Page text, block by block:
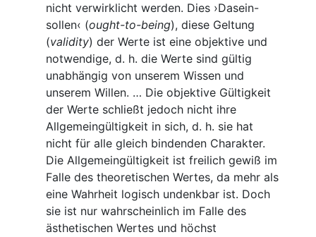
nicht verwirklicht werden. Dies ›Dasein-
sollen‹ (ought-to-being), diese Geltung
(validity) der Werte ist eine objektive und
notwendige, d. h. die Werte sind gültig
unabhängig von unserem Wissen und
unserem Willen. … Die objektive Gültigkeit
der Werte schließt jedoch nicht ihre
Allgemeingültigkeit in sich, d. h. sie hat
nicht für alle gleich bindenden Charakter.
Die Allgemeingültigkeit ist freilich gewiß im
Falle des theoretischen Wertes, da mehr als
eine Wahrheit logisch undenkbar ist. Doch
sie ist nur wahrscheinlich im Falle des
ästhetischen Wertes und höchst